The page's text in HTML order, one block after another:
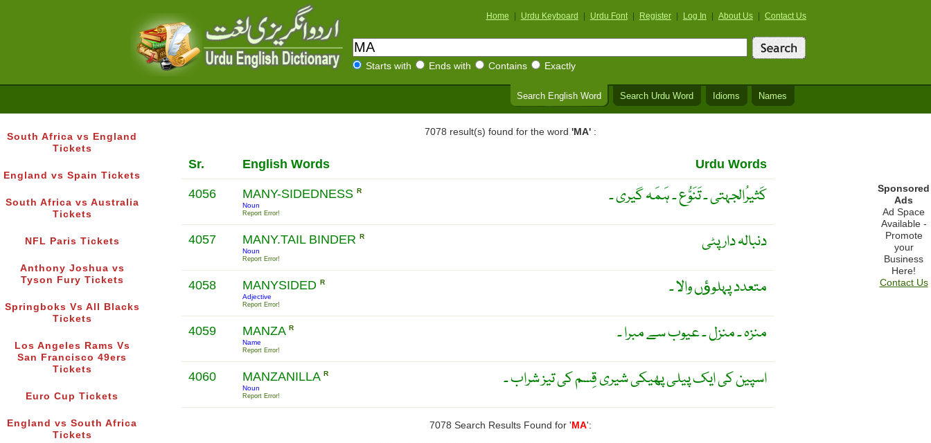
Home Urdu Keyboard Urdu Font Register Log In About Us Contact Us
Starts with Ends with Contains Exactly
Search English Word Search Urdu Word Idioms Names
South Africa vs England
Tickets
England vs Spain Tickets
South Africa vs Australia
Tickets
NFL Paris Tickets
Anthony Joshua vs
Tyson Fury Tickets
Springboks Vs All Blacks
Tickets
Los Angeles Rams Vs
San Francisco 49ers
Tickets
Euro Cup Tickets
England vs South Africa
Tickets
7078 result(s) found for the word 'MA':
Sr. English Words Urdu Words
4056 MANY-SIDEDNESS R
Noun
Report Error!
کَثیرُالجہتی ۔ تَنَوُّع ۔ ہَمَہ گیری ۔
4057 MANY.TAIL BINDER R
Noun
Report Error!
دنبالہ دار پٹی
4058 MANYSIDED R
Adjective
Report Error!
متعدد پہلوﺅں والا ۔
4059 MANZA R
Name
Report Error!
منزہ ۔ منزل ۔ عیوب سے مبرا ۔
4060 MANZANILLA R
Noun
Report Error!
اسپین کی ایک پیلی پھیکی شیری قِسم کی تیز شراب ۔
7078 Search Results Found for ' MA':
Sponsored
Ads
Ad Space
Available -
Promote
your
Business
Here!
Contact Us